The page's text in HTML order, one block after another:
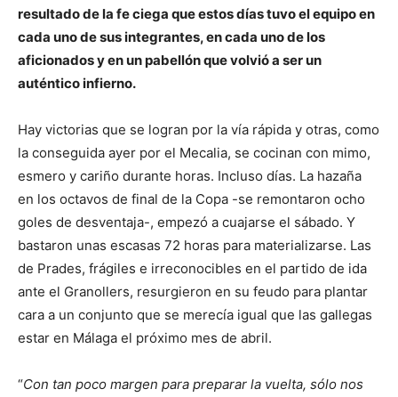
resultado de la fe ciega que estos días tuvo el equipo en
cada uno de sus integrantes, en cada uno de los
aficionados y en un pabellón que volvió a ser un
auténtico infierno.
Hay victorias que se logran por la vía rápida y otras, como
la conseguida ayer por el Mecalia, se cocinan con mimo,
esmero y cariño durante horas. Incluso días. La hazaña
en los octavos de final de la Copa -se remontaron ocho
goles de desventaja-, empezó a cuajarse el sábado. Y
bastaron unas escasas 72 horas para materializarse. Las
de Prades, frágiles e irreconocibles en el partido de ida
ante el Granollers, resurgieron en su feudo para plantar
cara a un conjunto que se merecía igual que las gallegas
estar en Málaga el próximo mes de abril.
“Con tan poco margen para preparar la vuelta, sólo nos